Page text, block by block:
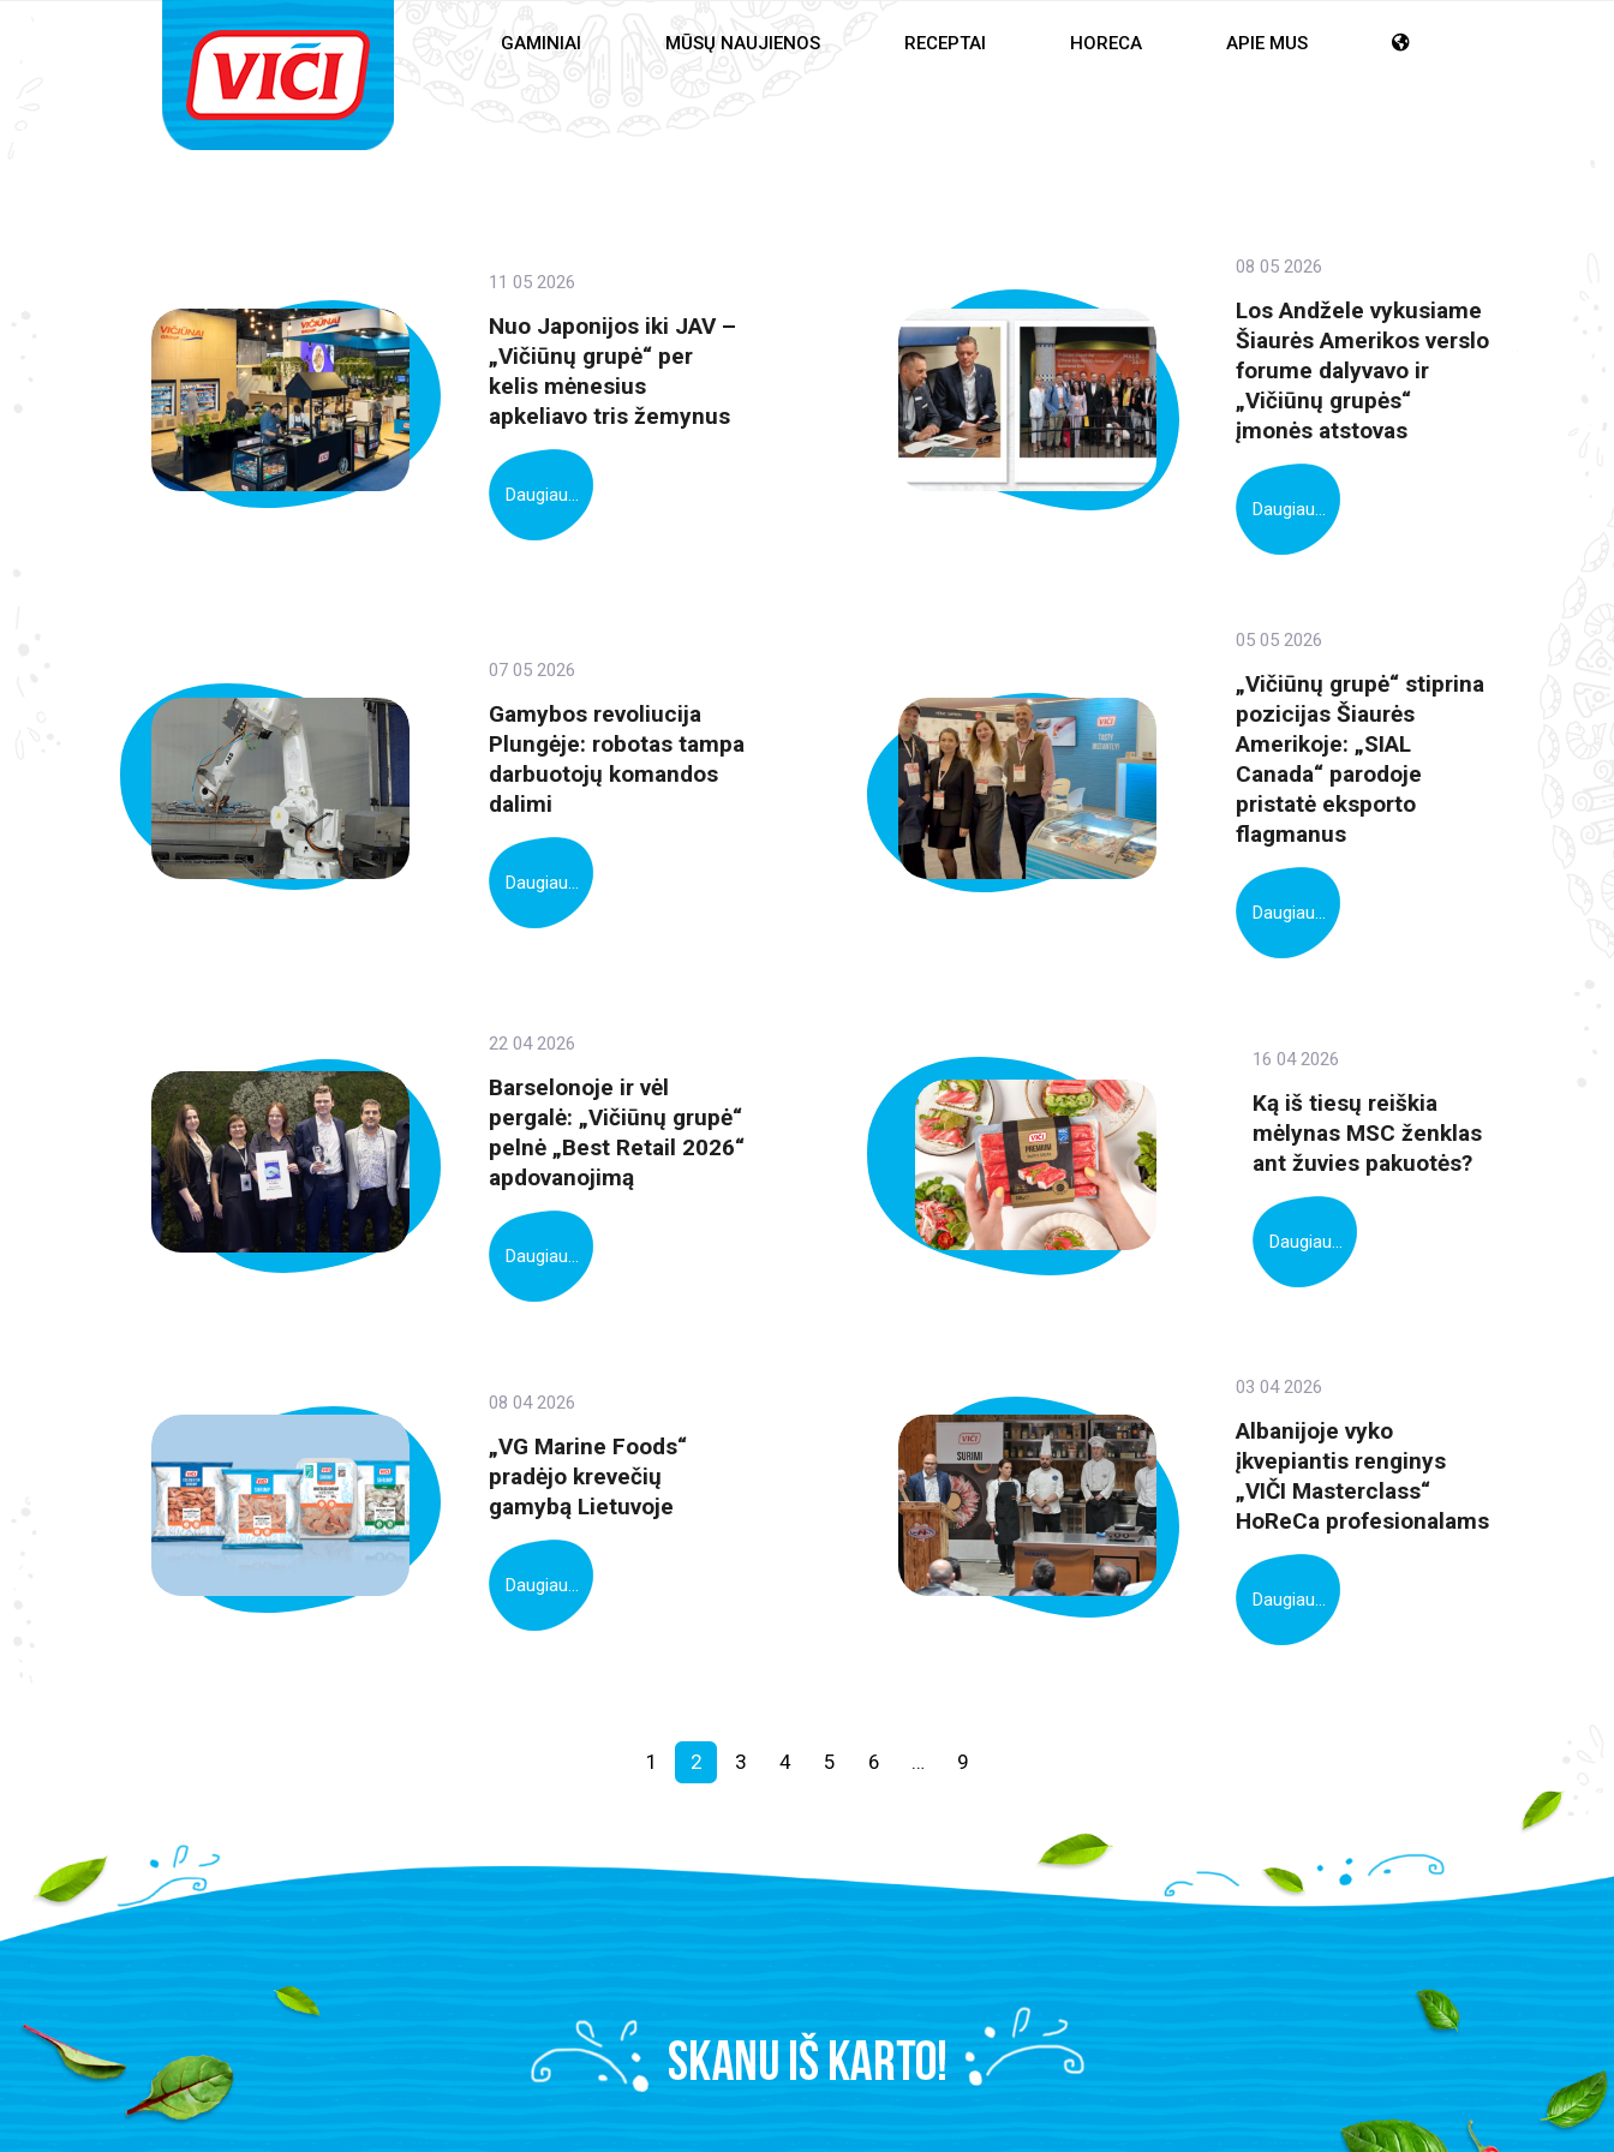
GAMINIAI MŪSŲ NAUJIENOS RECEPTAI HORECA APIE MUS
11 05 2026
Nuo Japonijos iki JAV –
„Vičiūnų grupė“ per
kelis mėnesius
apkeliavo tris žemynus
Daugiau...
08 05 2026
Los Andžele vykusiame
Šiaurės Amerikos verslo
forume dalyvavo ir
„Vičiūnų grupės“
įmonės atstovas
Daugiau...
07 05 2026
Gamybos revoliucija
Plungėje: robotas tampa
darbuotojų komandos
dalimi
Daugiau...
05 05 2026
„Vičiūnų grupė“ stiprina
pozicijas Šiaurės
Amerikoje: „SIAL
Canada“ parodoje
pristatė eksporto
flagmanus
Daugiau...
22 04 2026
Barselonoje ir vėl
pergalė: „Vičiūnų grupė“
pelnė „Best Retail 2026“
apdovanojimą
Daugiau...
16 04 2026
Ką iš tiesų reiškia
mėlynas MSC ženklas
ant žuvies pakuotės?
Daugiau...
08 04 2026
„VG Marine Foods“
pradėjo krevečių
gamybą Lietuvoje
Daugiau...
03 04 2026
Albanijoje vyko
įkvepiantis renginys
„VIČI Masterclass“
HoReCa profesionalams
Daugiau...
1 2 3 4 5 6 … 9